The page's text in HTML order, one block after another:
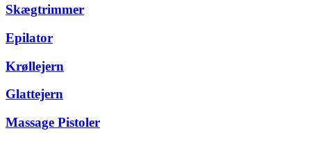
Skægtrimmer
Epilator
Krøllejern
Glattejern
Massage Pistoler